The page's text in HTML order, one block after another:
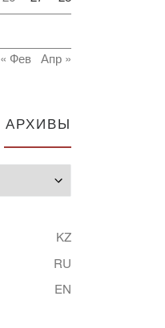
« Фев Апр »
АРХИВЫ
KZ
RU
EN